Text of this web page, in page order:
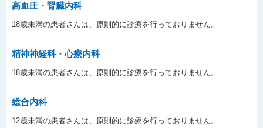
高血圧・腎臓内科
18歳未満の患者さんは、原則的に診療を行っておりません。
精神神経科・心療内科
18歳未満の患者さんは、原則的に診療を行っておりません。
総合内科
12歳未満の患者さんは、原則的に診療を行っておりません。